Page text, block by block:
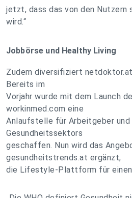
jetzt, dass das von den Nutzern
wird.“
Jobbörse und Healthy Living
Zudem diversifiziert
Bereits im
Vorjahr wurde mit dem Launch
workinmed.com eine
Anlaufstelle für Arbeitgeber und
Gesundheitssektors
geschaffen. Nun wird das
gesundheitstrends.at ergänzt,
die Lifestyle-Plattform für